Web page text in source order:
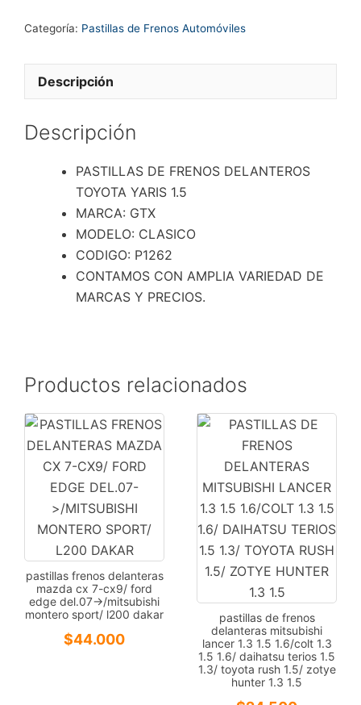
TOYOTA
cantidad
Categoría: Pastillas de Frenos Automóviles
Descripción
Descripción
PASTILLAS DE FRENOS DELANTEROS
TOYOTA YARIS 1.5
MARCA: GTX
MODELO: CLASICO
CODIGO: P1262
CONTAMOS CON AMPLIA VARIEDAD DE
MARCAS Y PRECIOS.
Productos relacionados
pastillas frenos delanteras
mazda cx 7-cx9/ ford
edge del.07->/mitsubishi
montero sport/ l200 dakar
$44.000
pastillas de frenos
delanteras mitsubishi
lancer 1.3 1.5 1.6/colt 1.3
1.5 1.6/ daihatsu terios 1.5
1.3/ toyota rush 1.5/ zotye
hunter 1.3 1.5